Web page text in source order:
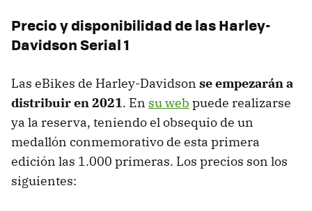
Precio y disponibilidad de las Harley-
Davidson Serial 1
Las eBikes de Harley-Davidson se empezarán a
distribuir en 2021. En su web puede realizarse
ya la reserva, teniendo el obsequio de un
medallón conmemorativo de esta primera
edición las 1.000 primeras. Los precios son los
siguientes: